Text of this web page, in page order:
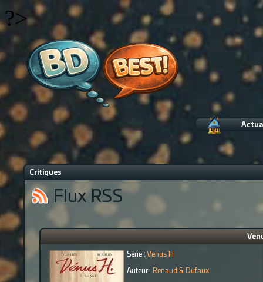
?>
Critiques
Flux RSS
Série : Venus H
Auteur : Renaud & Dufaux